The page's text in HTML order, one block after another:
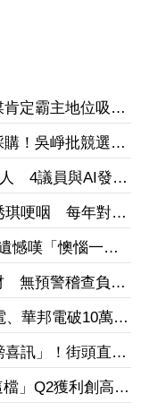
定霸主地位吸
營收創高同受
！吳崢批競選手
4議員與AI發言
琪哽咽 每年對遺
憾嘆「懊惱一輩
無預警稽查負責
華邦電破10萬張
出現暫居成交王
喜訊」！街頭直擊